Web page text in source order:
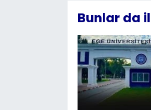
Bunlar da